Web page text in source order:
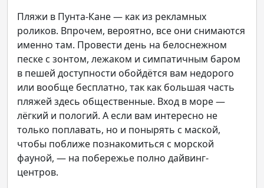
Пляжи в Пунта-Кане — как из рекламных
роликов. Впрочем, вероятно, все они снимаются
именно там. Провести день на белоснежном
песке с зонтом, лежаком и симпатичным баром
в пешей доступности обойдётся вам недорого
или вообще бесплатно, так как большая часть
пляжей здесь общественные. Вход в море —
лёгкий и пологий. А если вам интересно не
только поплавать, но и понырять с маской,
чтобы поближе познакомиться с морской
фауной, — на побережье полно дайвинг-
центров.